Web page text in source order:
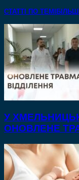
СТАТТІ ПО ТЕМІ
У
ОНОВЛЕНЕ